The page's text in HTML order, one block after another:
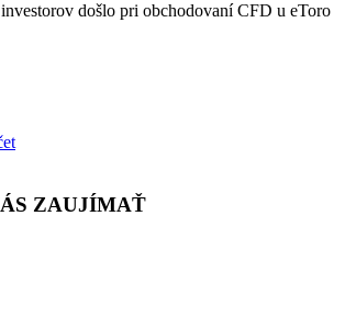
došlo pri obchodovaní CFD u eToro
ZAUJÍMAŤ